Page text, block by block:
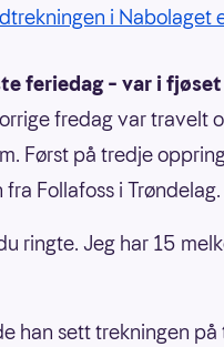
i Nabolaget
feriedag – var i
fredag var travelt
Først på tredje
Follafoss i Trøndelag.
ringte. Jeg har 15
han sett trekningen